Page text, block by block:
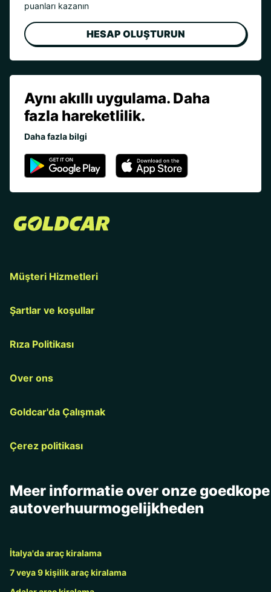
puanları kazanın
HESAP OLUŞTURUN
Aynı akıllı uygulama. Daha
fazla hareketlilik.
Daha fazla bilgi
Müşteri Hizmetleri
Şartlar ve koşullar
Rıza Politikası
Over ons
Goldcar'da Çalışmak
Çerez politikası
Meer informatie over onze goedkope
autoverhuurmogelijkheden
İtalya'da araç kiralama
7 veya 9 kişilik araç kiralama